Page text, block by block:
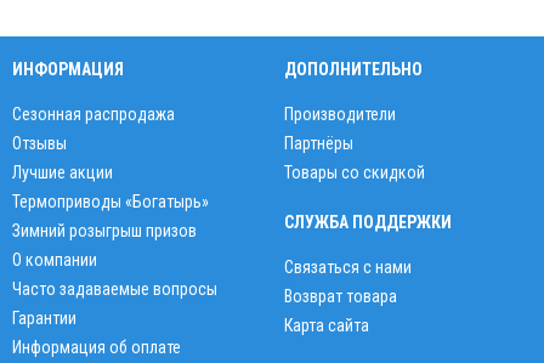
ИНФОРМАЦИЯ
Сезонная распродажа
Отзывы
Лучшие акции
Термоприводы «Богатырь»
Зимний розыгрыш призов
О компании
Часто задаваемые вопросы
Гарантии
Информация об оплате
ДОПОЛНИТЕЛЬНО
Производители
Партнёры
Товары со скидкой
СЛУЖБА ПОДДЕРЖКИ
Связаться с нами
Возврат товара
Карта сайта